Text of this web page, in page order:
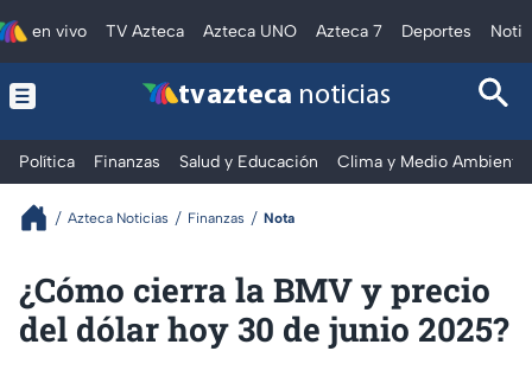
en vivo TV Azteca Azteca UNO Azteca 7 Deportes
tv azteca noticias
Política Finanzas Salud y Educación Clima y Medio Ambiente
Azteca Noticias Finanzas Nota
¿Cómo cierra la BMV y precio
del dólar hoy 30 de junio 2025?